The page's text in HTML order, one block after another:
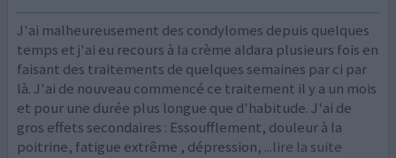
J'ai malheureusement des condylomes depuis quelques
temps et j'ai eu recours à la crème aldara plusieurs fois en
faisant des traitements de quelques semaines par ci par
là. J'ai de nouveau commencé ce traitement il y a un mois
et pour une durée plus longue que d'habitude. J'ai de
gros effets secondaires : Essoufflement, douleur à la
poitrine, fatigue extrême , dépression, ...lire la suite